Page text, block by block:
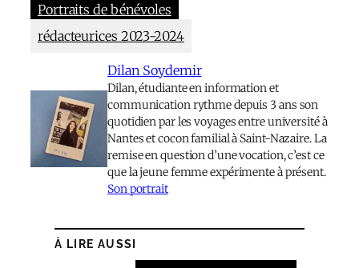
Portraits de bénévoles
rédacteurices 2023-2024
Dilan Soydemir
Dilan, étudiante en information et
communication rythme depuis 3 ans son
quotidien par les voyages entre université à
Nantes et cocon familial à Saint-Nazaire. La
remise en question d’une vocation, c’est ce
que la jeune femme expérimente à présent.
Son portrait
À LIRE AUSSI